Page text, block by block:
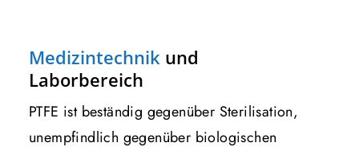
Medizintechnik und
Laborbereich
PTFE ist beständig gegenüber Sterilisation,
unempfindlich gegenüber biologischen